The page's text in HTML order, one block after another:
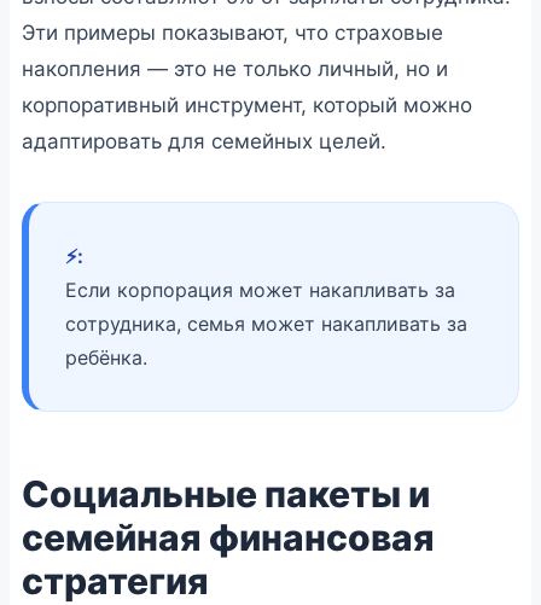
Эти примеры показывают, что страховые
накопления — это не только личный, но и
корпоративный инструмент, который можно
адаптировать для семейных целей.
⚡️:
Если корпорация может накапливать за
сотрудника, семья может накапливать за
ребёнка.
Социальные пакеты и
семейная финансовая
стратегия